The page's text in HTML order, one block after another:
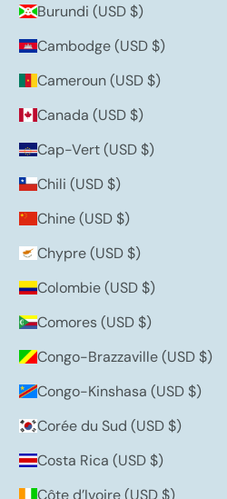
Burundi (USD $)
Cambodge (USD $)
Cameroun (USD $)
Canada (USD $)
Cap-Vert (USD $)
Chili (USD $)
Chine (USD $)
Chypre (USD $)
Colombie (USD $)
Comores (USD $)
Congo-Brazzaville (USD $)
Congo-Kinshasa (USD $)
Corée du Sud (USD $)
Costa Rica (USD $)
Côte d’Ivoire (USD $)